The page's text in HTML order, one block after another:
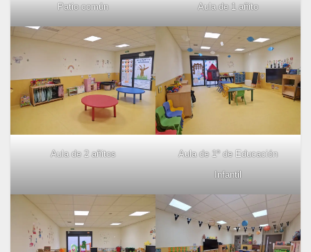
Patio común Aula de 1 añito
Aula de 2 añitos
Aula de 1º de Educación
Infantil